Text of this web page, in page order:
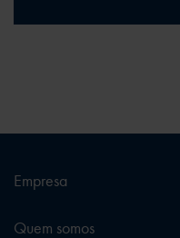
Empresa
Quem somos